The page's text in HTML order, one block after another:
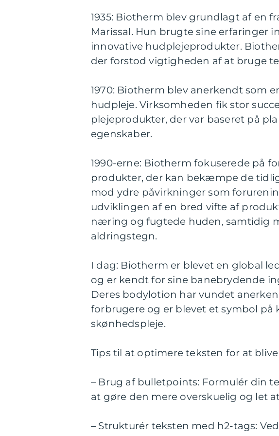
1935: Biotherm blev grundlagt af en
Marissal. Hun brugte sine erfaringer
innovative hudplejeprodukter.
der forstod vigtigheden af at bruge
1970: Biotherm blev anerkendt som
hudpleje. Virksomheden fik stor
plejeprodukter, der var baseret på
egenskaber.
1990-erne: Biotherm fokuserede på
produkter, der kan bekæmpe de
mod ydre påvirkninger som
udviklingen af en bred vifte af
næring og fugtede huden, samtidig
aldringstegn.
I dag: Biotherm er blevet en global
og er kendt for sine banebrydende
Deres bodylotion har vundet
forbrugere og er blevet et symbol
skønhedspleje.
Tips til at optimere teksten for at
– Brug af bulletpoints: Formulér din
at gøre den mere overskuelig og let
– Strukturér teksten med h2-tags: